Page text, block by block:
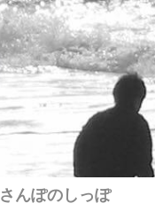
さんぽのしっぽ